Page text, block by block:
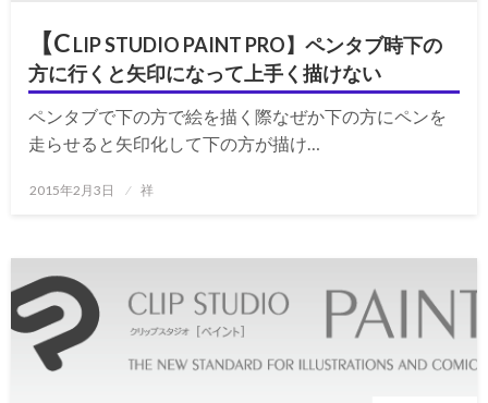
【CLIP STUDIO PAINT PRO】ペンタブ時下の
方に行くと矢印になって上手く描けない
ペンタブで下の方で絵を描く際なぜか下の方にペンを
走らせると矢印化して下の方が描け…
投
2015年2月3日 祥